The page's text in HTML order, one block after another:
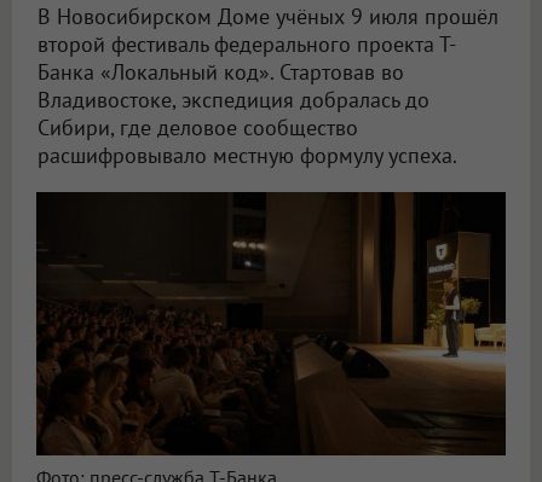
В Новосибирском Доме учёных 9 июля прошёл
второй фестиваль федерального проекта Т-
Банка «Локальный код». Стартовав во
Владивостоке, экспедиция добралась до
Сибири, где деловое сообщество
расшифровывало местную формулу успеха.
Фото: пресс-служба Т-Банка